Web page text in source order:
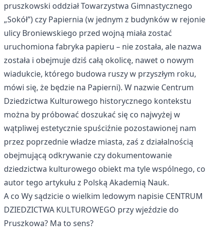
pruszkowski oddział Towarzystwa Gimnastycznego
„Sokół”) czy Papiernia (w jednym z budynków w rejonie
ulicy Broniewskiego przed wojną miała zostać
uruchomiona fabryka papieru – nie została, ale nazwa
została i obejmuje dziś całą okolicę, nawet o nowym
wiadukcie, którego budowa ruszy w przyszłym roku,
mówi się, że będzie na Papierni). W nazwie Centrum
Dziedzictwa Kulturowego historycznego kontekstu
można by próbować doszukać się co najwyżej w
wątpliwej estetycznie spuściźnie pozostawionej nam
przez poprzednie władze miasta, zaś z działalnością
obejmującą odkrywanie czy dokumentowanie
dziedzictwa kulturowego obiekt ma tyle wspólnego, co
autor tego artykułu z Polską Akademią Nauk.
A co Wy sądzicie o wielkim ledowym napisie CENTRUM
DZIEDZICTWA KULTUROWEGO przy wjeździe do
Pruszkowa? Ma to sens?